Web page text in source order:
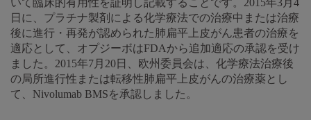
日に、プラチナ製剤による化学療法での治療中または治療
後に進行・再発が認められた肺扁平上皮がん患者の治療を
適応として、オプジーボはFDAから追加適応の承認を受け
ました。2015年7月20日、欧州委員会は、化学療法治療後
の局所進行性または転移性肺扁平上皮がんの治療薬とし
て、Nivolumab BMSを承認しました。